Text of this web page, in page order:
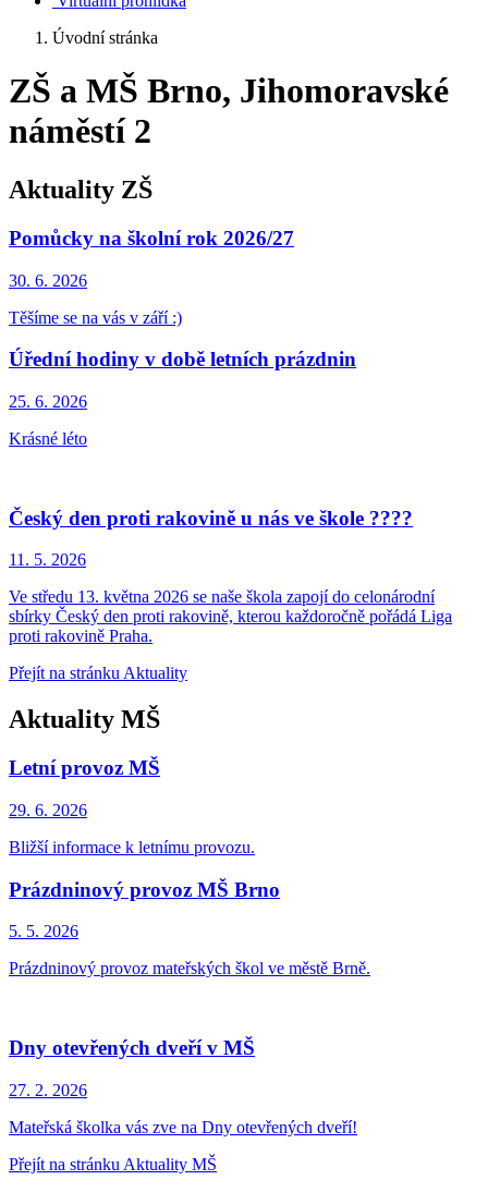
Úvodní stránka
ZŠ a MŠ Brno, Jihomoravské
náměstí 2
Aktuality ZŠ
Pomůcky na školní rok 2026/27
30. 6. 2026
Těšíme se na vás v září :)
Úřední hodiny v době letních prázdnin
25. 6. 2026
Krásné léto
Český den proti rakovině u nás ve škole ????
11. 5. 2026
Ve středu 13. května 2026 se naše škola zapojí do celonárodní
sbírky Český den proti rakovině, kterou každoročně pořádá Liga
proti rakovině Praha.
Přejít na stránku Aktuality
Aktuality MŠ
Letní provoz MŠ
29. 6. 2026
Bližší informace k letnímu provozu.
Prázdninový provoz MŠ Brno
5. 5. 2026
Prázdninový provoz mateřských škol ve městě Brně.
Dny otevřených dveří v MŠ
27. 2. 2026
Mateřská školka vás zve na Dny otevřených dveří!
Přejít na stránku Aktuality MŠ